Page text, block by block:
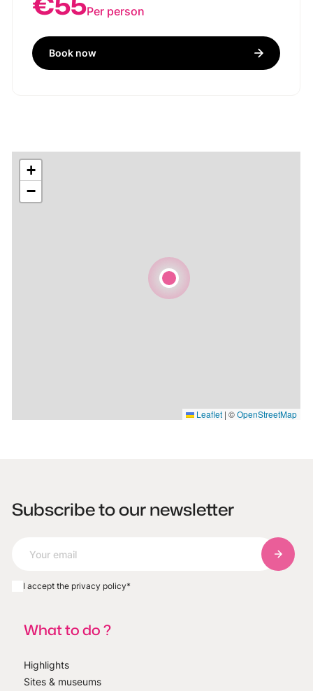
Per person
Book now
+
−
Leaflet | ©OpenStreetMap
Subscribe to our newsletter
I accept the privacy policy*
What to do ?
Highlights
Sites & museums